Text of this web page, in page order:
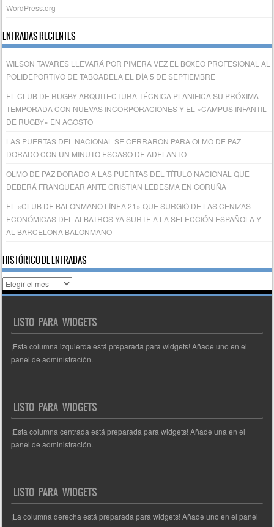
WordPress.org
ENTRADAS RECIENTES
WILSON TAVARES LLEVARÁ POR PIMERA VEZ EL BOXEO PROFESIONAL AL
POLIDEPORTIVO DE TABOADELA EL DÍA 5 DE SEPTIEMBRE
EL CLUB DE RUGBY ARQUITECTURA TÉCNICA PLANIFICA SU PRÓXIMA
TEMPORADA CON NUEVAS INCORPORACIONES Y EL «CAMPUS INFANTIL
DE RUGBY» EN AGOSTO
LAS PUERTAS DEL NACIONAL SE CERRARON PARA OLMO DE PAZ
DORADO CON UN MINUTO ESCASO DE ADELANTO
OLMO DE PAZ DORADO A LAS PUERTAS DEL TÍTULO NACIONAL QUE
DEBERÁ FRANQUEAR ANTE CRISTIAN LEDESMA EN CORUÑA
EL «CLUB DE BALONMANO LÍNEA 21» QUE SURGIÓ DE LAS CENIZAS
ECONÓMICAS DEL ALBATROS YA SURTE A LA SELECCIÓN ESPAÑOLA Y
AL BARCELONA BALONMANO
HISTÓRICO DE ENTRADAS
Histórico
de
LISTO PARA WIDGETS
¡Esta columna izquierda está preparada para widgets! Añade uno en el
panel de administración.
LISTO PARA WIDGETS
¡Esta columna centrada está preparada para widgets! Añade una en el
panel de administración.
LISTO PARA WIDGETS
¡La columna derecha está preparada para widgets! Añade uno en el panel